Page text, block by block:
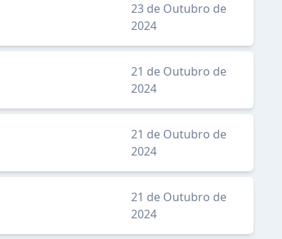
23 de Outubro de
2024
21 de Outubro de
2024
21 de Outubro de
2024
21 de Outubro de
2024